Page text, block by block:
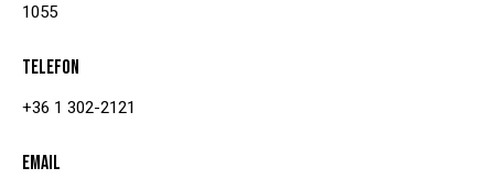
1055
TELEFON
+36 1 302-2121
EMAIL